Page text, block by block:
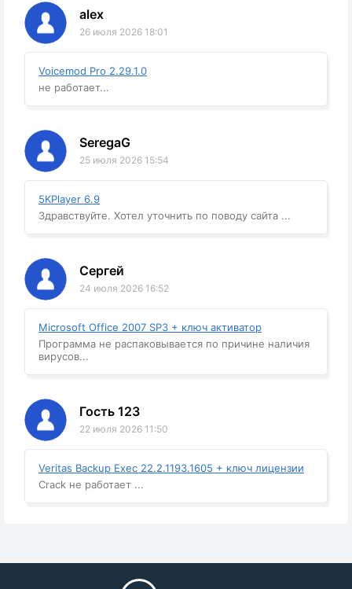
alex
26 июля 2026 18:01
Voicemod Pro 2.29.1.0
не работает...
SeregaG
25 июля 2026 15:54
5KPlayer 6.9
Здравствуйте. Хотел уточнить по поводу сайта ...
Сергей
24 июля 2026 16:52
Microsoft Office 2007 SP3 + ключ активатор
Программа не распаковывается по причине наличия
вирусов...
Гость 123
22 июля 2026 11:50
Veritas Backup Exec 22.2.1193.1605 + ключ лицензии
Crack не работает ...